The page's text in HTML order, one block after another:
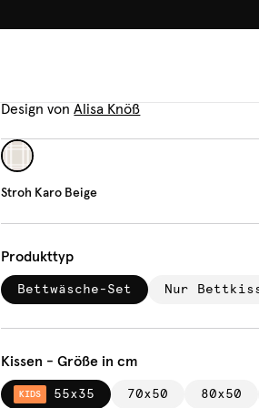
Bettwäsche
Design von Alisa Knöß
Stroh Karo Beige
Produkttyp
Bettwäsche-Set Nur
Kissen - Größe in cm
KIDS 55x35 70x50 80x50